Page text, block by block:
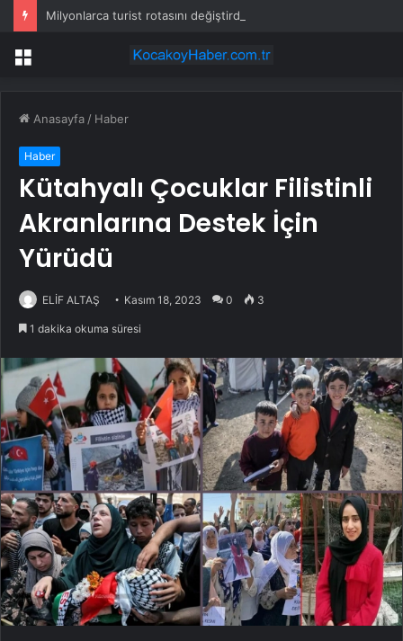
Menü
Anasayfa / Haber
Haber
Kütahyalı Çocuklar Filistinli
Akranlarına Destek İçin
Yürüdü
ELİF ALTAŞ Kasım 18, 2023 0 3
1 dakika okuma süresi